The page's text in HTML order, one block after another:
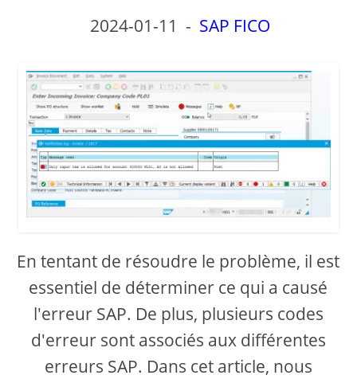
2024-01-11 - SAP FICO
En tentant de résoudre le problème, il est
essentiel de déterminer ce qui a causé
l'erreur SAP. De plus, plusieurs codes
d'erreur sont associés aux différentes
erreurs SAP. Dans cet article, nous